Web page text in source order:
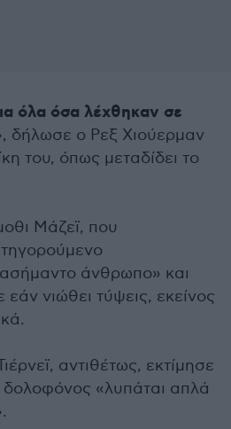
όλα όσα λέχθηκαν σε
δήλωσε ο Ρεξ Χιούερμαν
του, όπως μεταδίδει το
Μάζεϊ, που
άνθρωπο» και
νιώθει τύψεις, εκείνος
αντιθέτως, εκτίμησε
«λυπάται απλά